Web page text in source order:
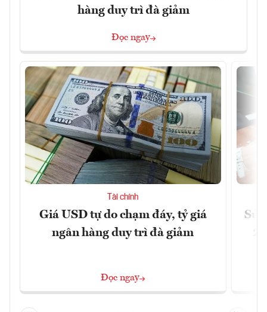
hàng duy trì đà giảm
Đọc ngay
Tài chính
Giá USD tự do chạm đáy, tỷ giá
ngân hàng duy trì đà giảm
Đọc ngay